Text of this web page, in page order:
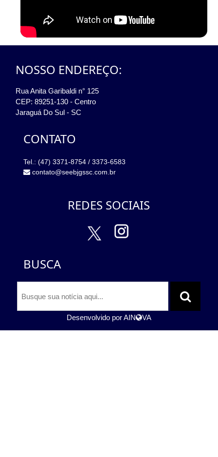
NOSSO ENDEREÇO:
Rua Anita Garibaldi n° 125
CEP: 89251-130 - Centro
Jaraguá Do Sul - SC
CONTATO
Tel.: (47) 3371-8754 / 3373-6583
contato@seebjgssc.com.br
REDES SOCIAIS
BUSCA
Desenvolvido porAIN VA